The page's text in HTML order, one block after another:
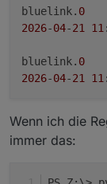
bluelink. 0
2026-04-21 11:
bluelink. 0
2026-04-21 11:
Wenn ich die
immer das: